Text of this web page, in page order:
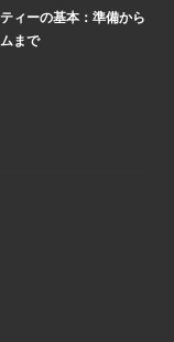
ィーの基本：準備から
まで